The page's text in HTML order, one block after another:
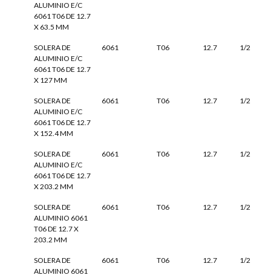
ALUMINIO E/C
6061 T06 DE 12.7
X 63.5 MM
SOLERA DE
ALUMINIO E/C
6061 T06 DE 12.7
X 127 MM
6061 T06 12.7 1/2
SOLERA DE
ALUMINIO E/C
6061 T06 DE 12.7
X 152.4 MM
6061 T06 12.7 1/2
SOLERA DE
ALUMINIO E/C
6061 T06 DE 12.7
X 203.2 MM
6061 T06 12.7 1/2
SOLERA DE
ALUMINIO 6061
T06 DE 12.7 X
203.2 MM
6061 T06 12.7 1/2
SOLERA DE
ALUMINIO 6061
6061 T06 12.7 1/2